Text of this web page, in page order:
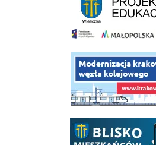
link do opisu projektu
link do opisu aplikacji -